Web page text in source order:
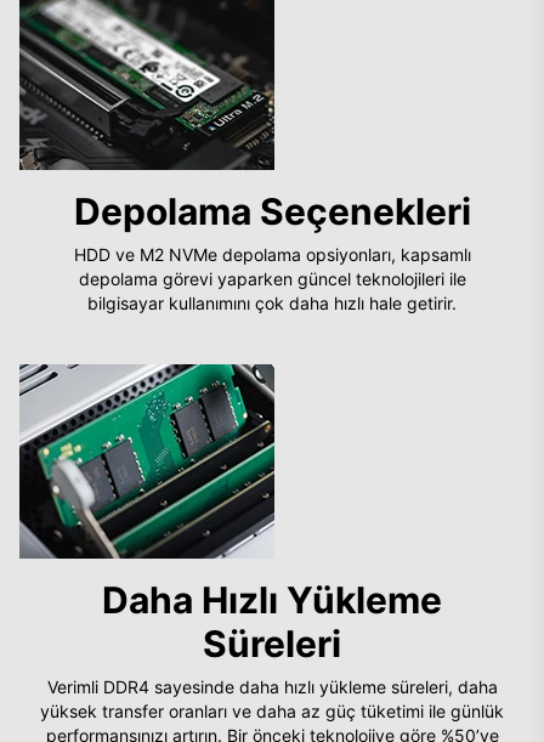
Depolama Seçenekleri
HDD ve M2 NVMe depolama opsiyonları, kapsamlı
depolama görevi yaparken güncel teknolojileri ile
bilgisayar kullanımını çok daha hızlı hale getirir.
Daha Hızlı Yükleme
Süreleri
Verimli DDR4 sayesinde daha hızlı yükleme süreleri, daha
yüksek transfer oranları ve daha az güç tüketimi ile günlük
performansınızı artırın. Bir önceki teknolojiye göre %50’ye